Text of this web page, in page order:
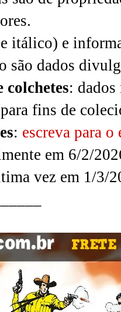
itálico) e
são dados
colchetes:
para fins de
: escreva para o
em 6/2/
vez em 1/3/